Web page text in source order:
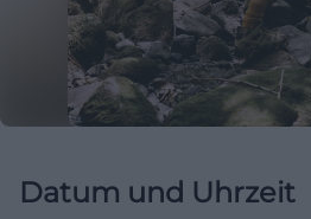
Datum und Uhrzeit